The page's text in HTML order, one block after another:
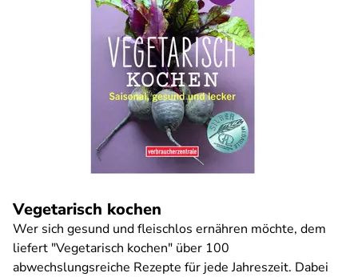
Vegetarisch kochen
Wer sich gesund und fleischlos ernähren möchte, dem
liefert "Vegetarisch kochen" über 100
abwechslungsreiche Rezepte für jede Jahreszeit. Dabei